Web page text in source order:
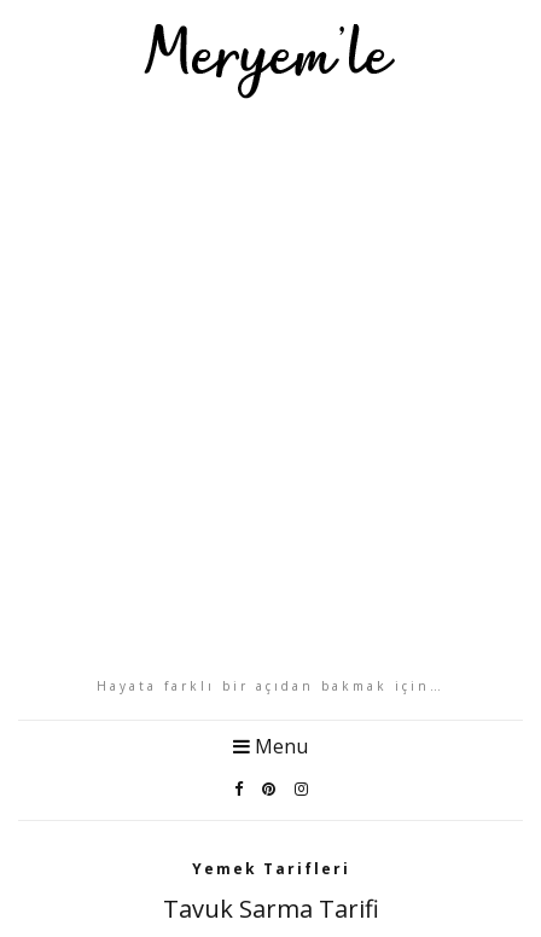
Hayata farklı bir açıdan bakmak için…
Menu
Yemek Tarifleri
Tavuk Sarma Tarifi